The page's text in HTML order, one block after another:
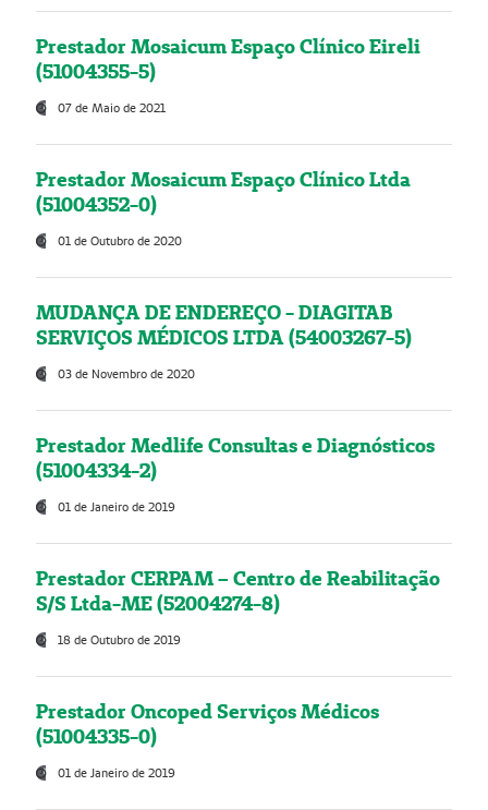
Prestador Mosaicum Espaço Clínico Eireli
(51004355-5)
07 de Maio de 2021
Prestador Mosaicum Espaço Clínico Ltda
(51004352-0)
01 de Outubro de 2020
MUDANÇA DE ENDEREÇO - DIAGITAB
SERVIÇOS MÉDICOS LTDA (54003267-5)
03 de Novembro de 2020
Prestador Medlife Consultas e Diagnósticos
(51004334-2)
01 de Janeiro de 2019
Prestador CERPAM – Centro de Reabilitação
S/S Ltda-ME (52004274-8)
18 de Outubro de 2019
Prestador Oncoped Serviços Médicos
(51004335-0)
01 de Janeiro de 2019